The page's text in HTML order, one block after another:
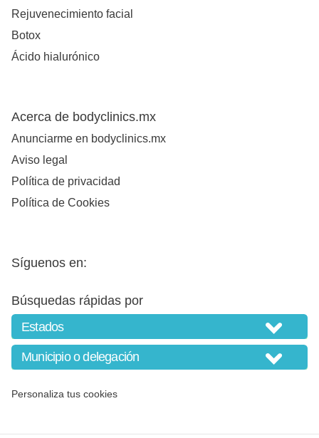
Rejuvenecimiento facial
Botox
Ácido hialurónico
Acerca de bodyclinics.mx
Anunciarme en bodyclinics.mx
Aviso legal
Política de privacidad
Política de Cookies
Síguenos en:
Búsquedas rápidas por
Personaliza tus cookies